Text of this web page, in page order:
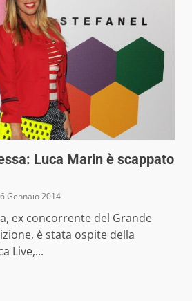
Luca Marin è scappato
Gennaio 2014
ex concorrente del Grande
è stata ospite della
Live,...